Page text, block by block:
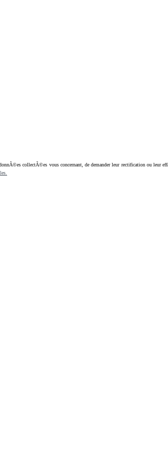
collectÃ©es vous concernant, de demander leur rectification ou leur